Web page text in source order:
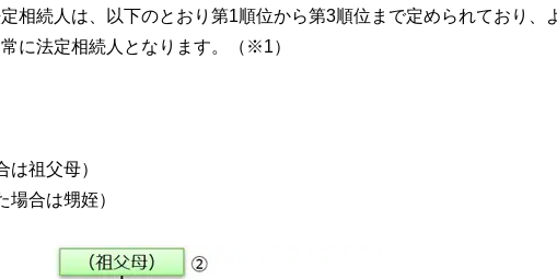
相続人は、以下のとおり第1順位から第3順位まで定められており、
に法定相続人となります。（※1）
祖父母）
合は甥姪）